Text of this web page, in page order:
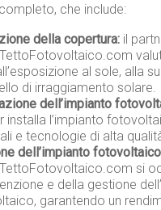
che include:
della copertura: il
al sole, alla
di irraggiamento solare.
dell’impianto
installa l’impianto
e tecnologie di alta
dell’impianto
si
e della gestione
garantendo un